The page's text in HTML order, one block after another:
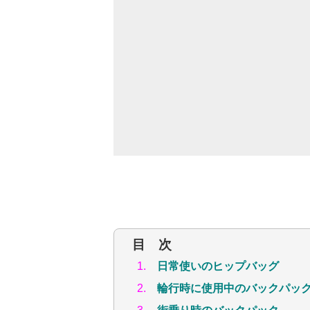
目 次
1.
日常使いのヒップバッグ
2.輪行時に使用中のバックパック